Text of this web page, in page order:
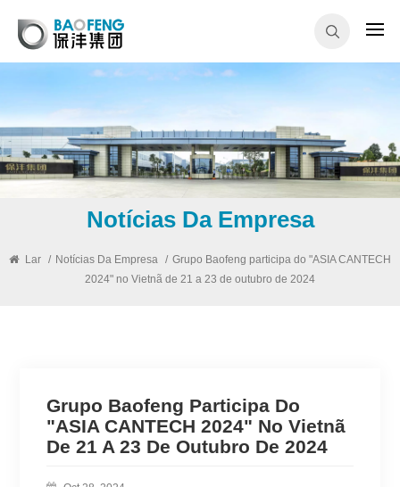
Notícias Da Empresa
Lar / Notícias Da Empresa / Grupo Baofeng participa do "ASIA CANTECH
2024" no Vietnã de 21 a 23 de outubro de 2024
Grupo Baofeng Participa Do
"ASIA CANTECH 2024" No Vietnã
De 21 A 23 De Outubro De 2024